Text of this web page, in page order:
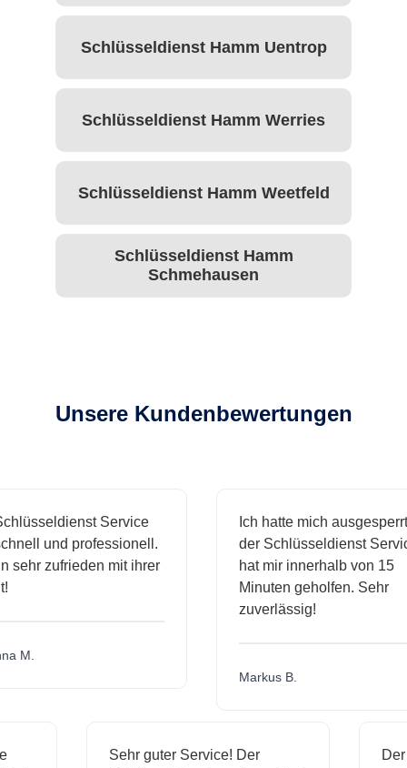
Schlüsseldienst Hamm Uentrop
Schlüsseldienst Hamm Werries
Schlüsseldienst Hamm Weetfeld
Schlüsseldienst Hamm
Schmehausen
Unsere Kundenbewertungen
Service
und professionell.
zufrieden mit ihrer
M.
Ich hatte mich ausgesperrt
der Schlüsseldienst Service
hat mir innerhalb von 15
Minuten geholfen. Sehr
zuverlässig!
Markus B.
Sehr guter Service! Der